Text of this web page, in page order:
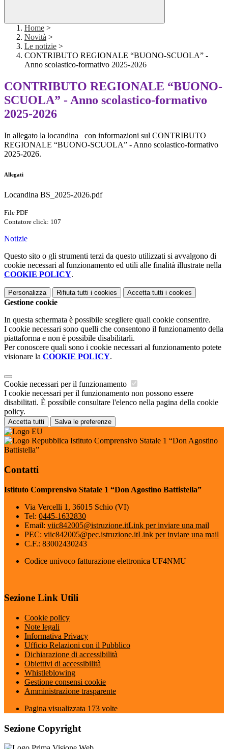
Home >
Novità >
Le notizie >
CONTRIBUTO REGIONALE “BUONO-SCUOLA” -
Anno scolastico-formativo 2025-2026
CONTRIBUTO REGIONALE “BUONO-
SCUOLA” - Anno scolastico-formativo
2025-2026
In allegato la locandina con informazioni sul CONTRIBUTO
REGIONALE “BUONO-SCUOLA” - Anno scolastico-formativo
2025-2026.
Allegati
Locandina BS_2025-2026.pdf
File PDF
Contatore click: 107
Notizie
Questo sito o gli strumenti terzi da questo utilizzati si avvalgono di
cookie necessari al funzionamento ed utili alle finalità illustrate nella
COOKIE POLICY.
Personalizza Rifiuta tutti i cookies Accetta tutti i cookies
Gestione cookie
In questa schermata è possibile scegliere quali cookie consentire.
I cookie necessari sono quelli che consentono il funzionamento della
piattaforma e non è possibile disabilitarli.
Per conoscere quali sono i cookie necessari al funzionamento potete
visionare la COOKIE POLICY.
Cookie necessari per il funzionamento
I cookie necessari per il funzionamento non possono essere
disabilitati. È possibile consultare l'elenco nella pagina della cookie
policy.
Accetta tutti Salva le preferenze
Istituto Comprensivo Statale 1 “Don Agostino
Battistella”
Contatti
Istituto Comprensivo Statale 1 “Don Agostino Battistella”
Via Vercelli 1, 36015 Schio (VI)
Tel: 0445-1632830
Email: viic842005@istruzione.itLink per inviare una mail
PEC: viic842005@pec.istruzione.itLink per inviare una mail
C.F.: 83002430243
Codice univoco fatturazione elettronica UF4NMU
Sezione Link Utili
Cookie policy
Note legali
Informativa Privacy
Ufficio Relazioni con il Pubblico
Dichiarazione di accessibilità
Obiettivi di accessibilità
Whistleblowing
Gestione consensi cookie
Amministrazione trasparente
Pagina visualizzata 173 volte
Sezione Copyright